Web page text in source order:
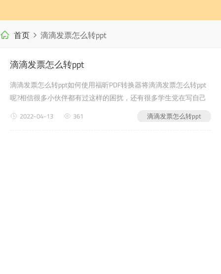
首页 滴滴发票怎么转ppt
滴滴发票怎么转ppt
滴滴发票怎么转ppt如何使用福昕PDF转换器将滴滴发票怎么转ppt
呢?相信很多小伙伴都有过这样的困扰，还有很多学生党在写自己
类的时候，会遇到滴滴发票怎么转ppt的问题，没有关系，今天小
滴滴发票怎么转ppt
2022-04-13 361